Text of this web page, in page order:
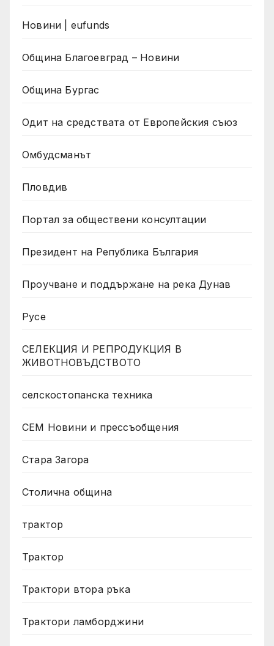
Новини | eufunds
Община Благоевград – Новини
Община Бургас
Одит на средствата от Европейския съюз
Омбудсманът
Пловдив
Портал за обществени консултации
Президент на Република България
Проучване и поддържане на река Дунав
Русе
СЕЛЕКЦИЯ И РЕПРОДУКЦИЯ В
ЖИВОТНОВЪДСТВОТО
селскостопанска техника
СЕМ Новини и прессъобщения
Стара Загора
Столична община
трактор
Трактор
Трактори втора ръка
Трактори ламборджини